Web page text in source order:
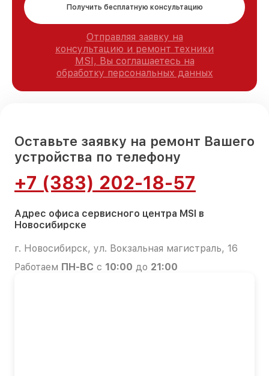
Получить бесплатную консультацию
Отправляя заявку на
консультацию и ремонт техники
MSI, Вы соглашаетесь на
обработку персональных данных
Оставьте заявку на ремонт Вашего
устройства по телефону
+7 (383) 202-18-57
Адрес офиса сервисного центра MSI в
Новосибирске
г. Новосибирск, ул. Вокзальная магистраль, 16
Работаем ПН-ВС с 10:00 до 21:00